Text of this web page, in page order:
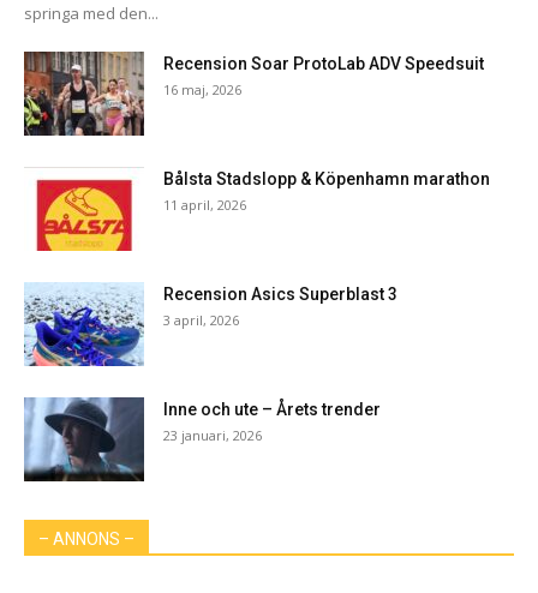
springa med den...
Recension Soar ProtoLab ADV Speedsuit
16 maj, 2026
Bålsta Stadslopp & Köpenhamn marathon
11 april, 2026
Recension Asics Superblast 3
3 april, 2026
Inne och ute – Årets trender
23 januari, 2026
– ANNONS –